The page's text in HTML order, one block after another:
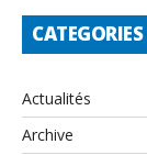
CATEGORIES
Actualités
Archive